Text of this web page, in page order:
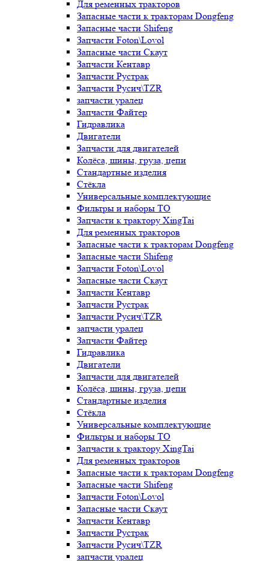
Для ременных тракторов
Запасные части к тракторам Dongfeng
Запасные части Shifeng
Запчасти Foton\Lovol
Запасные части Скаут
Запчасти Кентавр
Запчасти Рустрак
Запчасти Русич\TZR
запчасти уралец
Запчасти Файтер
Гидравлика
Двигатели
Запчасти для двигателей
Колёса, шины, груза, цепи
Стандартные изделия
Стёкла
Универсальные комплектующие
Фильтры и наборы ТО
Запчасти к трактору XingTai
Для ременных тракторов
Запасные части к тракторам Dongfeng
Запасные части Shifeng
Запчасти Foton\Lovol
Запасные части Скаут
Запчасти Кентавр
Запчасти Рустрак
Запчасти Русич\TZR
запчасти уралец
Запчасти Файтер
Гидравлика
Двигатели
Запчасти для двигателей
Колёса, шины, груза, цепи
Стандартные изделия
Стёкла
Универсальные комплектующие
Фильтры и наборы ТО
Запчасти к трактору XingTai
Для ременных тракторов
Запасные части к тракторам Dongfeng
Запасные части Shifeng
Запчасти Foton\Lovol
Запасные части Скаут
Запчасти Кентавр
Запчасти Рустрак
Запчасти Русич\TZR
запчасти уралец